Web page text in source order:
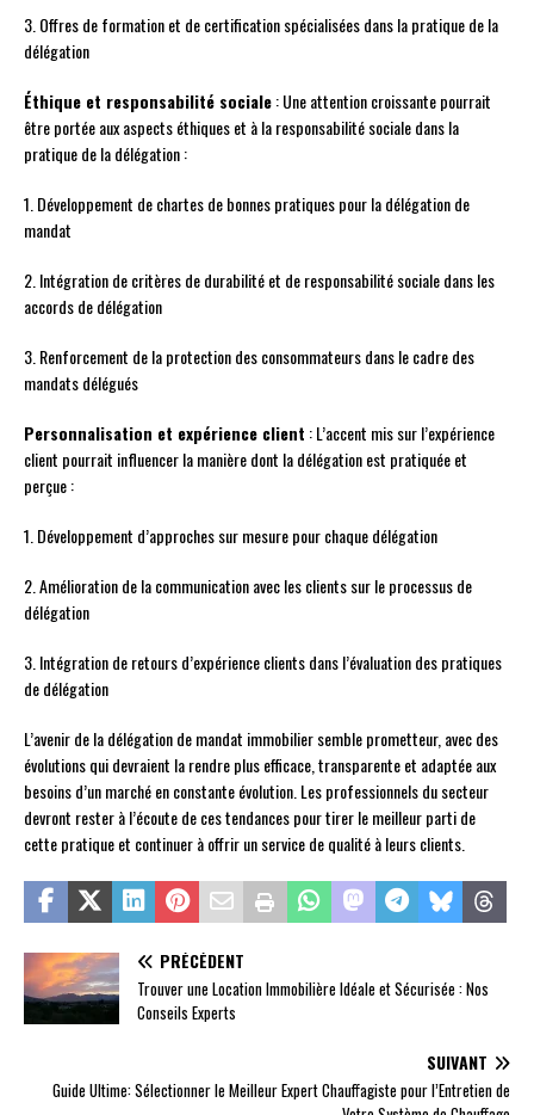
3. Offres de formation et de certification spécialisées dans la pratique de la
délégation
Éthique et responsabilité sociale: Une attention croissante pourrait
être portée aux aspects éthiques et à la responsabilité sociale dans la
pratique de la délégation :
1. Développement de chartes de bonnes pratiques pour la délégation de
mandat
2. Intégration de critères de durabilité et de responsabilité sociale dans les
accords de délégation
3. Renforcement de la protection des consommateurs dans le cadre des
mandats délégués
Personnalisation et expérience client : L’accent mis sur l’expérience
client pourrait influencer la manière dont la délégation est pratiquée et
perçue :
1. Développement d’approches sur mesure pour chaque délégation
2. Amélioration de la communication avec les clients sur le processus de
délégation
3. Intégration de retours d’expérience clients dans l’évaluation des pratiques
de délégation
L’avenir de la délégation de mandat immobilier semble prometteur, avec des
évolutions qui devraient la rendre plus efficace, transparente et adaptée aux
besoins d’un marché en constante évolution. Les professionnels du secteur
devront rester à l’écoute de ces tendances pour tirer le meilleur parti de
cette pratique et continuer à offrir un service de qualité à leurs clients.
PRÉCÉDENT
Trouver une Location Immobilière Idéale et Sécurisée : Nos
Conseils Experts
SUIVANT
Guide Ultime: Sélectionner le Meilleur Expert Chauffagiste pour l’Entretien de